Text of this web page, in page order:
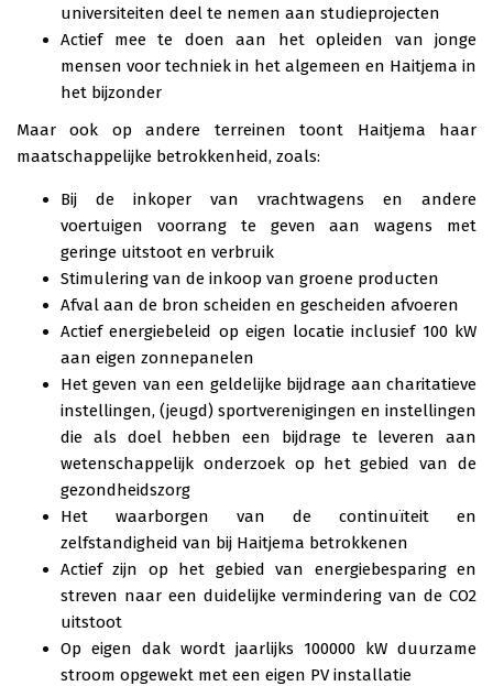
universiteiten deel te nemen aan studieprojecten
Actief mee te doen aan het opleiden van jonge
mensen voor techniek in het algemeen en Haitjema in
het bijzonder
Maar ook op andere terreinen toont Haitjema haar
maatschappelijke betrokkenheid, zoals:
Bij de inkoper van vrachtwagens en andere
voertuigen voorrang te geven aan wagens met
geringe uitstoot en verbruik
Stimulering van de inkoop van groene producten
Afval aan de bron scheiden en gescheiden afvoeren
Actief energiebeleid op eigen locatie inclusief 100 kW
aan eigen zonnepanelen
Het geven van een geldelijke bijdrage aan charitatieve
instellingen, (jeugd) sportverenigingen en instellingen
die als doel hebben een bijdrage te leveren aan
wetenschappelijk onderzoek op het gebied van de
gezondheidszorg
Het waarborgen van de continuïteit en
zelfstandigheid van bij Haitjema betrokkenen
Actief zijn op het gebied van energiebesparing en
streven naar een duidelijke vermindering van de CO2
uitstoot
Op eigen dak wordt jaarlijks 100000 kW duurzame
stroom opgewekt met een eigen PV installatie